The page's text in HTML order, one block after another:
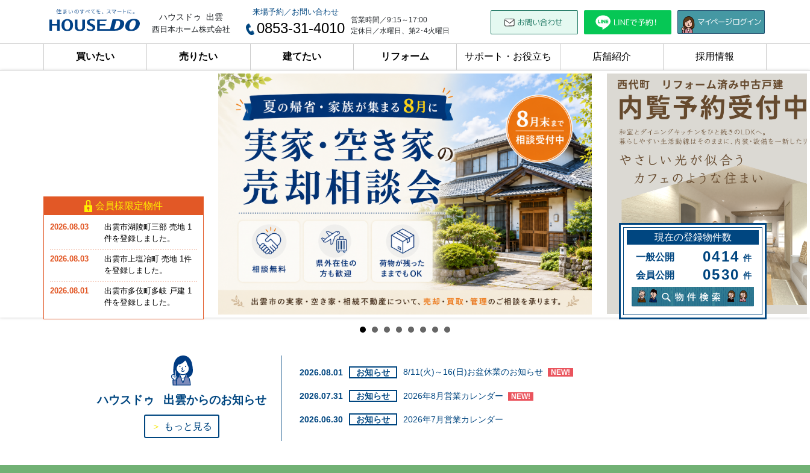
ハウスドゥ 出雲
西日本ホーム株式会社
来場予約／お問い合わせ
0853-31-4010
営業時間／9:15～17:00
定休日／水曜日、第2･4火曜日
買いたい 売りたい 建てたい リフォーム サポート・お役立ち 店舗紹介 採用情報
会員様限定物件
2026.08.03
出雲市湖陵町三部 売地 1
件を登録しました。
2026.08.03
出雲市上塩冶町 売地 1件
を登録しました。
2026.08.01
出雲市多伎町多岐 戸建 1
件を登録しました。
現在の登録物件数
一般公開
0414 件
会員公開 0530 件
ハウスドゥ 出雲からのお知らせ
＞ もっと見る
2026.08.01 お知らせ 8/11(火)～16(日)お盆休業のお知らせ NEW!
2026.07.31 お知らせ 2026年8月営業カレンダー NEW!
2026.06.30 お知らせ 2026年7月営業カレンダー